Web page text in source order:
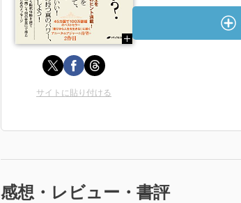
サイトに貼り付ける
感想・レビュー・書評